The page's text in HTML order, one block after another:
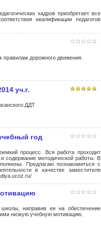
кадров приобретает все
квалификации педагогов
правилам дорожного движения.
уч.г.
ДДТ
год
процесс. Вся работа проходит
содержание методической работы. В
Предлагаю познакомиться с
в качестве заместителя
школы, направив ее на обеспечение
низкую учебную мотивацию.